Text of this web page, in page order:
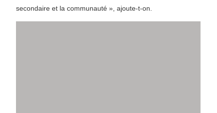
secondaire et la communauté », ajoute-t-on.